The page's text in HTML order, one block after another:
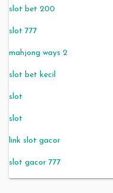
slot bet 200
slot 777
mahjong ways 2
slot bet kecil
slot
slot
link slot gacor
slot gacor 777